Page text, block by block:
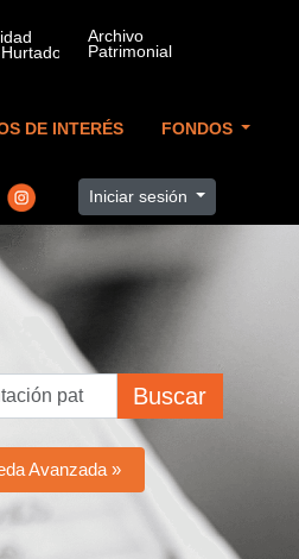
DE INTERÉS FONDOS
Iniciar sesión
Buscar
Avanzada »